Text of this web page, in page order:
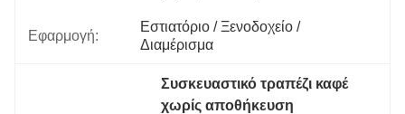
Εφαρμογή:
Εστιατόριο / Ξενοδοχείο /
Διαμέρισμα
Συσκευαστικό τραπέζι καφέ
χωρίς αποθήκευση